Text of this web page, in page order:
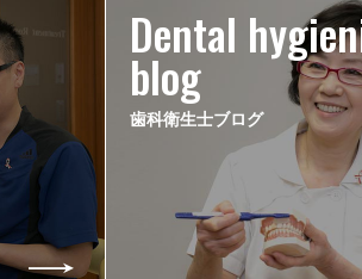
Dental
blog
歯科衛生士ブログ